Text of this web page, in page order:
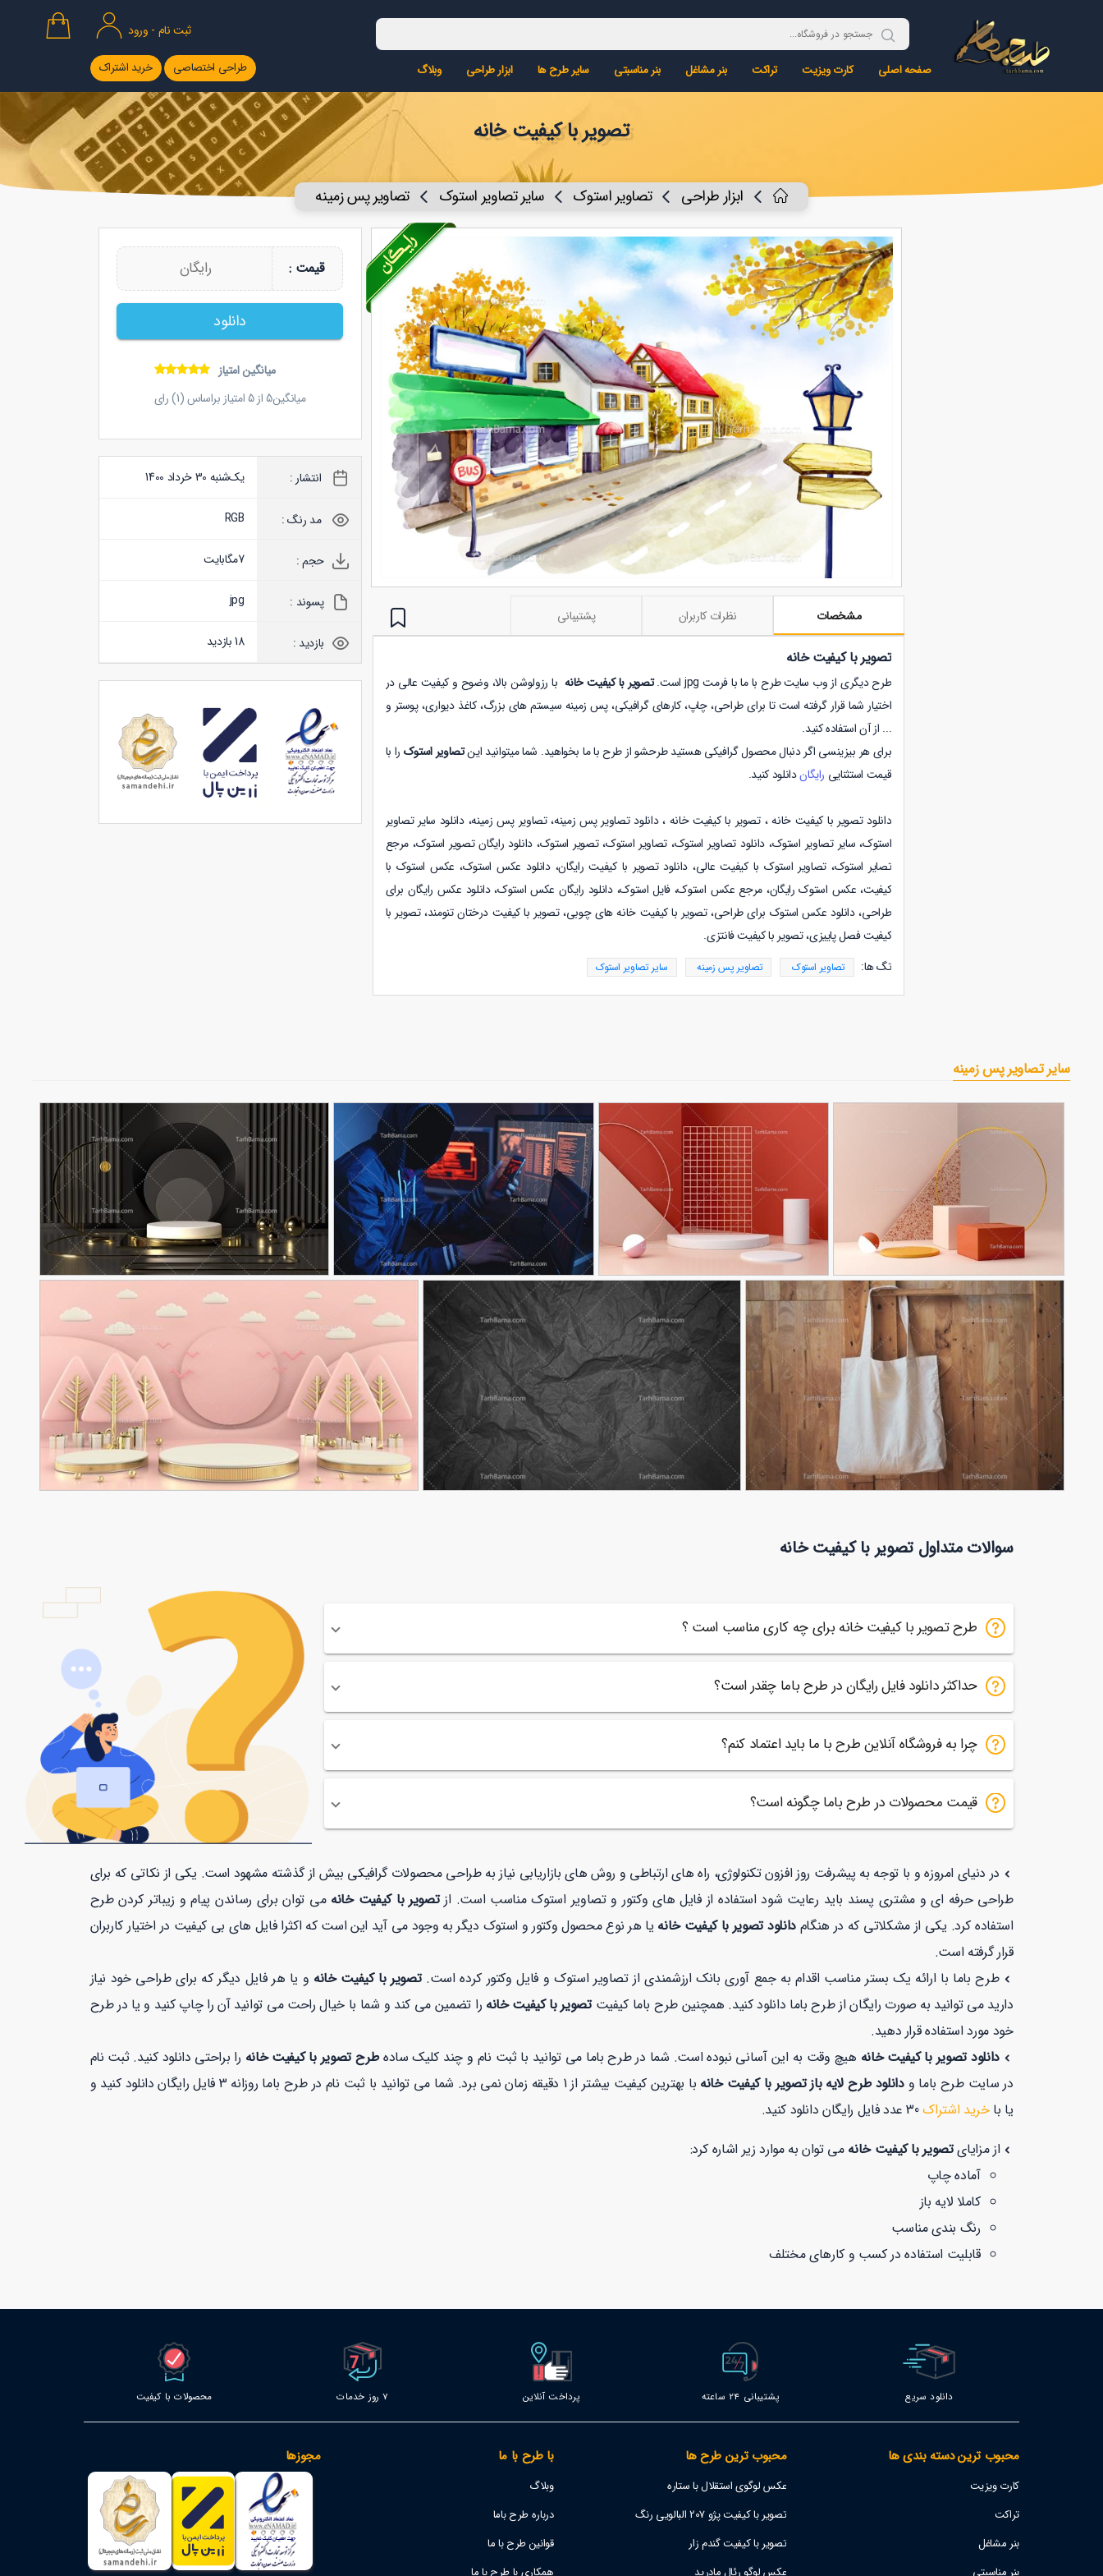
ثبت نام - ورود
صفحه اصلی کارت ویزیت تراکت بنر مشاغل بنر مناسبتی سایر طرح ها ابزار طراحی وبلاگ طراحی اختصاصی خرید اشتراک
تصویر با کیفیت خانه
ابزار طراحی تصاویر استوک سایر تصاویر استوک تصاویر پس زمینه
مشخصات نظرات کاربران پشتیبانی
تصویر با کیفیت خانه
طرح دیگری از وب سایت طرح با ما با فرمت jpg است. تصویر با کیفیت خانه با رزولوشن بالا، وضوح و کیفیت عالی در
اختیار شما قرار گرفته است تا برای طراحی، چاپ، کارهای گرافیکی، پس زمینه سیستم های بزرگ، کاغذ دیواری، پوستر و
... از آن استفاده کنید.
برای هر بیزینسی اگر دنبال محصول گرافیکی هستید طرحشو از طرح با ما بخواهید. شما میتوانید اینتصاویر استوک را با
قیمت استثنایی رایگاندانلود کنید.
دانلود تصویر با کیفیت خانه ،تصویر با کیفیت خانه،دانلودتصاویر پس زمینه،تصاویر پس زمینه،دانلود سایر تصاویر
استوک، سایر تصاویر استوک،دانلودتصاویر استوک، تصاویر استوک، تصویر استوک، دانلود رایگان تصویر استوک، مرجع
تصایر استوک، تصاویر استوک با کیفیت عالی، دانلود تصویر با کیفیت رایگان، دانلود عکس استوک، عکس استوک با
کیفیت، عکس استوک رایگان، مرجع عکس استوک، فایل استوک، دانلود رایگان عکس استوک، دانلود عکس رایگان برای
طراحی، دانلود عکس استوک برای طراحی، تصویر با کیفیت خانه های چوبی، تصویر با کیفیت درختان تنومند، تصویر با
کیفیت فصل پاییزی، تصویر با کیفیت فانتزی.
تگ ها:
تصاویر استوک تصاویر پس زمینه سایر تصاویر استوک
قیمت : رایگان
دانلود
میانگین امتیاز
میانگین5از5امتیاز براساس (1) رای
انتشار : یک‌شنبه 30 خرداد 1400
مد رنگ : RGB
حجم : 7مگابایت
پسوند : jpg
بازدید : 18 بازدید
سایر تصاویر پس زمینه
پس زمینه معرفی محصول مینیمال تومان
212
تصویر با کیفیت صحنه معرفی
محصول
تومان
90,000
61
تصویر با کیفیت هکر
90,000
35
عکس صحنه معرفی محصول تومان
90,000
سوالات متداول تصویر با کیفیت خانه
طرح تصویر با کیفیت خانه برای چه کاری مناسب است ؟
حداکثر دانلود فایل رایگان در طرح باما چقدر است؟
چرا به فروشگاه آنلاین طرح با ما باید اعتماد کنم؟
قیمت محصولات در طرح باما چگونه است؟
در دنیای امروزه و با توجه به پیشرفت روز افزون تکنولوژی، راه های ارتباطی و روش های بازاریابی نیاز به طراحی محصولات گرافیکی بیش از گذشته مشهود است. یکی از نکاتی که برای
طراحی حرفه ای و مشتری پسند باید رعایت شود استفاده از فایل های وکتور و تصاویر استوک مناسب است. ازتصویر با کیفیت خانهمی توان برای رساندن پیام و زیباتر کردن طرح
استفاده کرد. یکی از مشکلاتی که در هنگامدانلود تصویر با کیفیت خانه یا هر نوع محصول وکتور و استوک دیگر به وجود می آید این است که اکثرا فایل های بی کیفیت در اختیار کاربران
قرار گرفته است.
طرح باما با ارائه یک بستر مناسب اقدام به جمع آوری بانک ارزشمندی از تصاویر استوک و فایل وکتور کرده است.تصویر با کیفیت خانه و یا هر فایل دیگر که برای طراحی خود نیاز
دارید می توانید به صورت رایگان از طرح باما دانلود کنید. همچنین طرح باما کیفیتتصویر با کیفیت خانه را تضمین می کند و شما با خیال راحت می توانید آن را چاپ کنید و یا در طرح
خود مورد استفاده قرار دهید.
دانلود تصویر با کیفیت خانه هیچ وقت به این آسانی نبوده است. شما در طرح باما می توانید با ثبت نام و چند کلیک سادهطرح تصویر با کیفیت خانه را براحتی دانلود کنید. ثبت نام
در سایت طرح باما ودانلود طرح لایه باز تصویر با کیفیت خانه
با بهترین کیفیت بیشتر از 1 دقیقه زمان نمی برد. شما می توانید با ثبت نام در طرح باما روزانه 3 فایل رایگان دانلود کنید و
یا باخرید اشتراک30 عدد فایل رایگان دانلود کنید.
از مزایایتصویر با کیفیت خانهمی توان به موارد زیر اشاره کرد:
آماده چاپ
کاملا لایه باز
رنگ بندی مناسب
قابلیت استفاده در کسب و کارهای مختلف
دانلود سریع پشتیبانی 24 ساعته پرداخت آنلاین 7 روز خدمات محصولات با کیفیت
محبوب ترین دسته بندی ها
کارت ویزیت
تراکت
بنر مشاغل
بنر مناسبتی
محبوب ترین طرح ها
عکس لوگوی استقلال با ستاره
تصویر با کیفیت پژو 207 البالویی رنگ
تصویر با کیفیت گندم زار
عکس لوگو رئال مادرید
با طرح با ما
وبلاگ
درباره طرح باما
قوانین طرح با ما
همکاری با طرح با ما
مجوزها